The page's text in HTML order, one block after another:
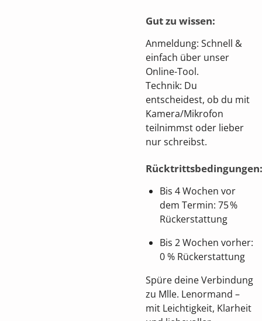
Gut zu wissen:
Anmeldung: Schnell &
einfach über unser
Online-Tool.
Technik: Du
entscheidest, ob du mit
Kamera/Mikrofon
teilnimmst oder lieber
nur schreibst.
Rücktrittsbedingungen:
Bis 4 Wochen vor
dem Termin: 75 %
Rückerstattung
Bis 2 Wochen vorher:
0 % Rückerstattung
Spüre deine Verbindung
zu Mlle. Lenormand –
mit Leichtigkeit, Klarheit